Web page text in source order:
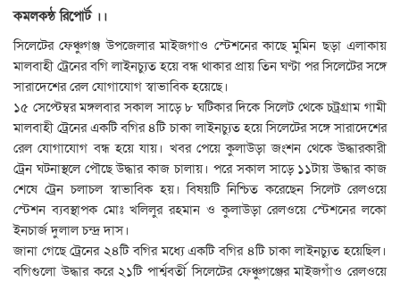
কমলকন্ঠ রিপোর্ট ।।
সিলেটের ফেঞ্চুগঞ্জ উপজেলার মাইজগাও স্টেশনের কাছে মুমিন ছড়া এলাকায়
মালবাহী ট্রেনের বগি লাইনচ্যুত হয়ে বন্ধ থাকার প্রায় তিন ঘণ্টা পর সিলেটের সঙ্গে
সারাদেশের রেল যোগাযোগ স্বাভাবিক হয়েছে।
১৫ সেপ্টেম্বর মঙ্গলবার সকাল সাড়ে ৮ ঘটিকার দিকে সিলেট থেকে চট্রগ্রাম গামী
মালবাহী ট্রেনের একটি বগির ৪টি চাকা লাইনচ্যুত হয়ে সিলেটের সঙ্গে সারাদেশের
রেল যোগাযোগ বন্ধ হয়ে যায়। খবর পেয়ে কুলাউড়া জংশন থেকে উদ্ধারকারী
ট্রেন ঘটনাস্থলে পৌছে উদ্ধার কাজ চালায়। পরে সকাল সাড়ে ১১টায় উদ্ধার কাজ
শেষে ট্রেন চলাচল স্বাভাবিক হয়। বিষয়টি নিশ্চিত করেছেন সিলেট রেলওয়ে
স্টেশন ব্যবস্থাপক মোঃ খলিলুর রহমান ও কুলাউড়া রেলওয়ে স্টেশনের লকো
ইনচার্জ দুলাল চন্দ্র দাস।
জানা গেছে ট্রেনের ২৪টি বগির মধ্যে একটি বগির ৪টি চাকা লাইনচ্যুত হয়েছিল।
বগিগুলো উদ্ধার করে ২১টি পার্শ্ববর্তী সিলেটের ফেঞ্চুগঞ্জের মাইজগাঁও রেলওয়ে